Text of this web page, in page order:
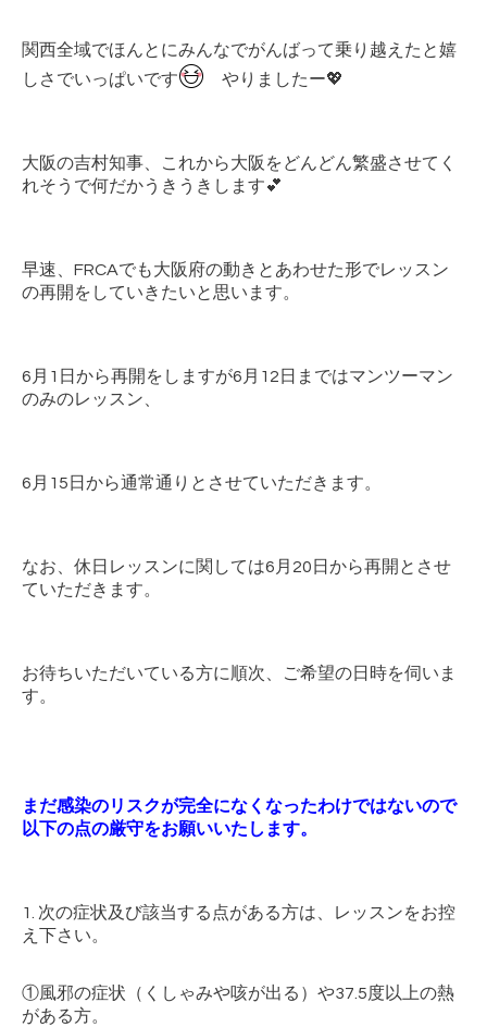
関西全域でほんとにみんなでがんばって乗り越えたと嬉
しさでいっぱいです
やりましたー💖
大阪の吉村知事、これから大阪をどんどん繁盛させてく
れそうで何だかうきうきします💕
早速、FRCAでも大阪府の動きとあわせた形でレッスン
の再開をしていきたいと思います。
6月1日から再開をしますが6月12日まではマンツーマン
のみのレッスン、
6月15日から通常通りとさせていただきます。
なお、休日レッスンに関しては6月20日から再開とさせ
ていただきます。
お待ちいただいている方に順次、ご希望の日時を伺いま
す。
まだ感染のリスクが完全になくなったわけではないので
以下の点の厳守をお願いいたします。
1. 次の症状及び該当する点がある方は、レッスンをお控
え下さい。
①風邪の症状（くしゃみや咳が出る）や37.5度以上の熱
がある方。